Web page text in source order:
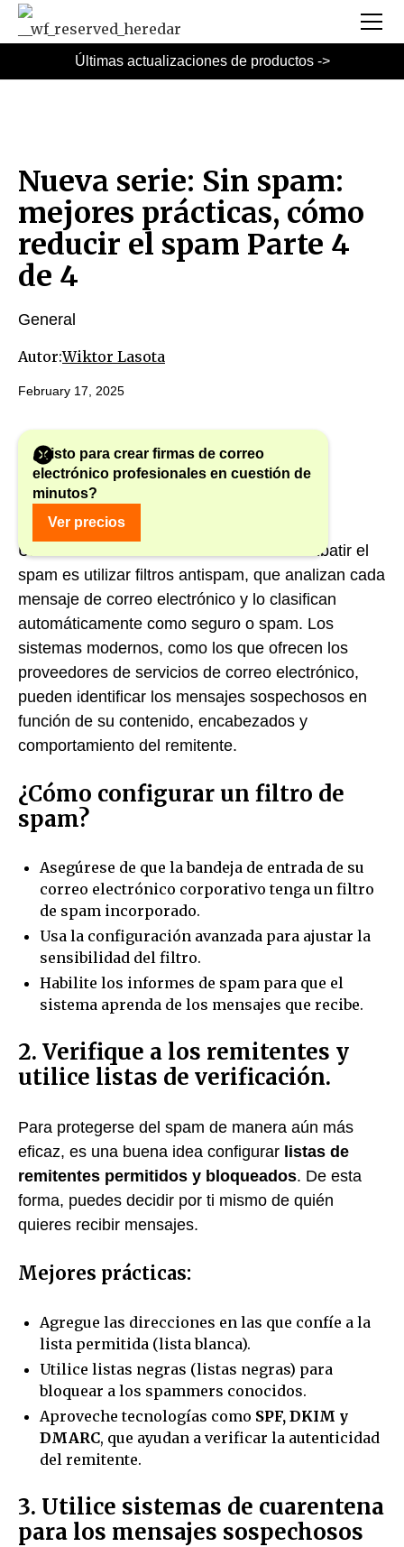
Últimas actualizaciones de productos ->
Nueva serie: Sin spam:
mejores prácticas, cómo
reducir el spam Parte 4
de 4
General
Autor:Wiktor Lasota
February 17, 2025
¿Listo para crear firmas de correo
electrónico profesionales en cuestión de
minutos?
Ver precios
1. Uso de filtros de spam
Una de las maneras más eficaces de combatir el
spam es utilizar filtros antispam, que analizan cada
mensaje de correo electrónico y lo clasifican
automáticamente como seguro o spam. Los
sistemas modernos, como los que ofrecen los
proveedores de servicios de correo electrónico,
pueden identificar los mensajes sospechosos en
función de su contenido, encabezados y
comportamiento del remitente.
¿Cómo configurar un filtro de
spam?
Asegúrese de que la bandeja de entrada de su
correo electrónico corporativo tenga un filtro
de spam incorporado.
Usa la configuración avanzada para ajustar la
sensibilidad del filtro.
Habilite los informes de spam para que el
sistema aprenda de los mensajes que recibe.
2. Verifique a los remitentes y
utilice listas de verificación.
Para protegerse del spam de manera aún más
eficaz, es una buena idea configurar listas de
remitentes permitidos y bloqueados. De esta
forma, puedes decidir por ti mismo de quién
quieres recibir mensajes.
Mejores prácticas:
Agregue las direcciones en las que confíe a la
lista permitida (lista blanca).
Utilice listas negras (listas negras) para
bloquear a los spammers conocidos.
Aproveche tecnologías como SPF, DKIM y
DMARC, que ayudan a verificar la autenticidad
del remitente.
3. Utilice sistemas de cuarentena
para los mensajes sospechosos